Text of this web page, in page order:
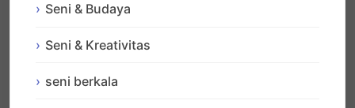
Seni & Budaya
Seni & Kreativitas
seni berkala